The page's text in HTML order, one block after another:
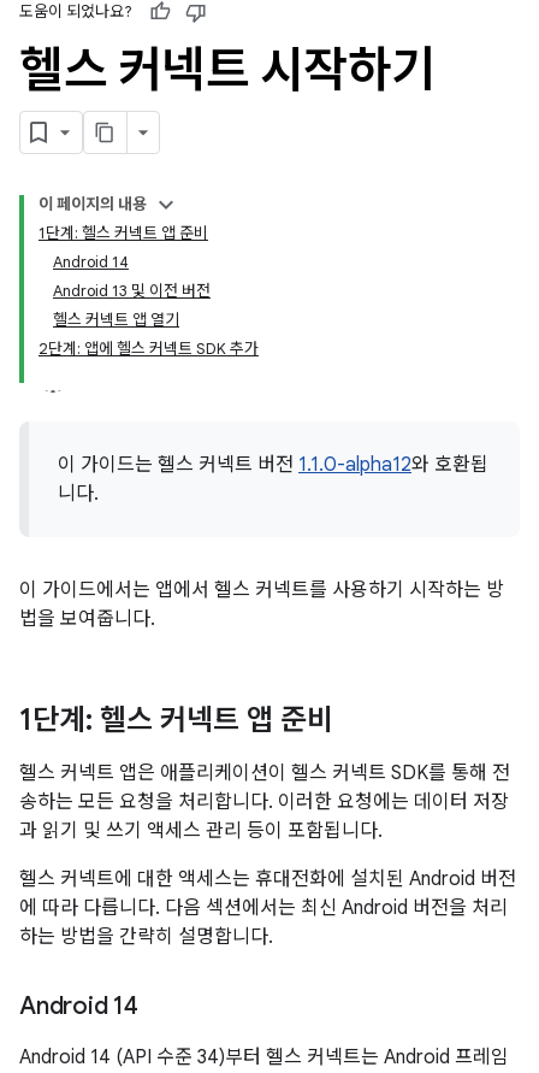
도움이 되었나요?
헬스 커넥트 시작하기
이 페이지의 내용
1단계: 헬스 커넥트 앱 준비
Android 14
Android 13 및 이전 버전
헬스 커넥트 앱 열기
2단계: 앱에 헬스 커넥트 SDK 추가
이 가이드는 헬스 커넥트 버전 1.1.0-alpha12와 호환됩
니다.
이 가이드에서는 앱에서 헬스 커넥트를 사용하기 시작하는 방
법을 보여줍니다.
1단계: 헬스 커넥트 앱 준비
헬스 커넥트 앱은 애플리케이션이 헬스 커넥트 SDK를 통해 전
송하는 모든 요청을 처리합니다. 이러한 요청에는 데이터 저장
과 읽기 및 쓰기 액세스 관리 등이 포함됩니다.
헬스 커넥트에 대한 액세스는 휴대전화에 설치된 Android 버전
에 따라 다릅니다. 다음 섹션에서는 최신 Android 버전을 처리
하는 방법을 간략히 설명합니다.
Android 14
Android 14 (API 수준 34)부터 헬스 커넥트는 Android 프레임